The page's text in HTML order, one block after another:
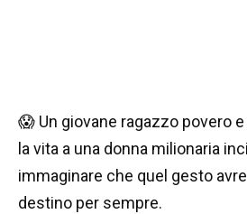
😱 Un giovane ragazzo povero
la vita a una donna milionaria
immaginare che quel gesto
destino per sempre.